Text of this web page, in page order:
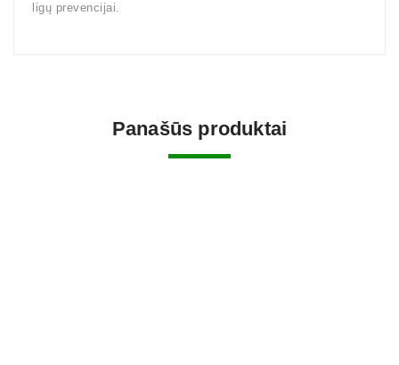
ligų prevencijai.
Panašūs produktai